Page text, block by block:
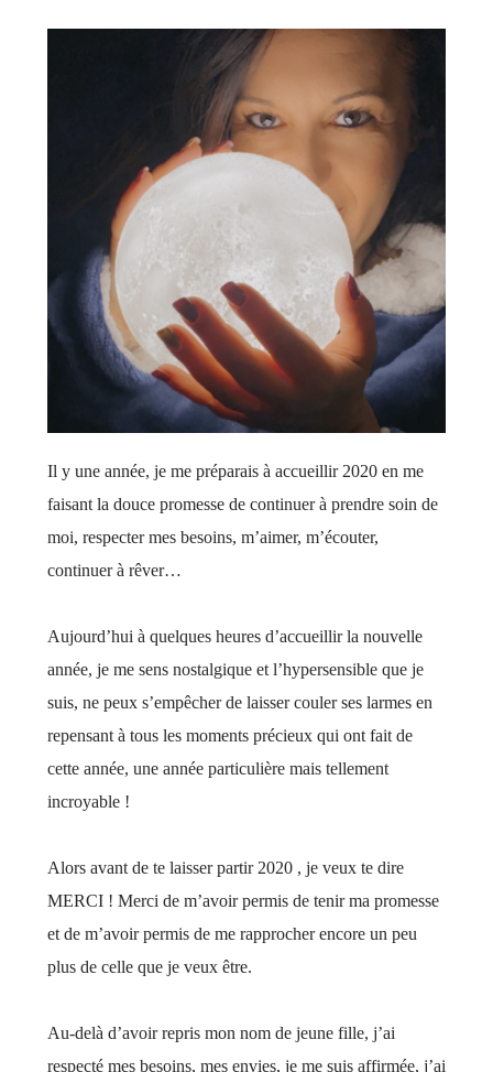
Il y une année, je me préparais à accueillir 2020 en me
faisant la douce promesse de continuer à prendre soin de
moi, respecter mes besoins, m’aimer, m’écouter,
continuer à rêver…
Aujourd’hui à quelques heures d’accueillir la nouvelle
année, je me sens nostalgique et l’hypersensible que je
suis, ne peux s’empêcher de laisser couler ses larmes en
repensant à tous les moments précieux qui ont fait de
cette année, une année particulière mais tellement
incroyable !
Alors avant de te laisser partir 2020 , je veux te dire
MERCI ! Merci de m’avoir permis de tenir ma promesse
et de m’avoir permis de me rapprocher encore un peu
plus de celle que je veux être.
Au-delà d’avoir repris mon nom de jeune fille, j’ai
respecté mes besoins, mes envies, je me suis affirmée, j’ai